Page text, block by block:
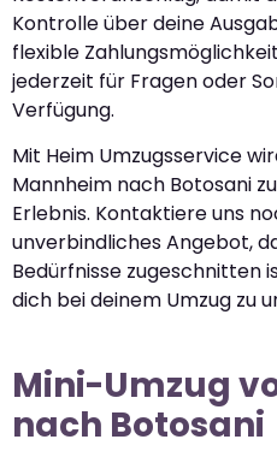
Kontrolle über deine
flexible
jederzeit für Fragen oder
Verfügung.
Mit Heim Umzugsservice
Mannheim nach Botosani
Erlebnis. Kontaktiere uns
unverbindliches Angebot,
Bedürfnisse zugeschnitten
dich bei deinem Umzug zu
Mini-Umzug
nach Botosani